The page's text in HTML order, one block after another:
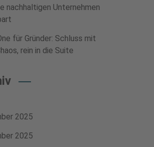
nachhaltigen Unternehmen
für Gründer: Schluss mit
rein in die Suite
2025
2025